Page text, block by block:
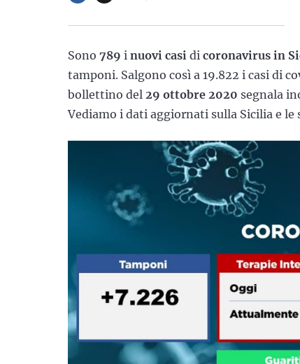
Sono 789 i nuovi casi di coronavirus in
tamponi. Salgono così a 19.822 i casi di
bollettino del 29 ottobre 2020 segnala
Vediamo i dati aggiornati sulla Sicilia e le